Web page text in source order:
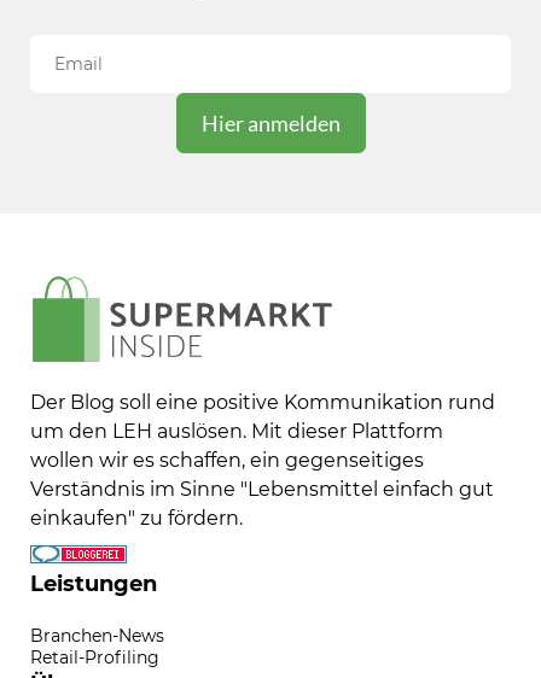
Der Blog soll eine positive Kommunikation rund
um den LEH auslösen. Mit dieser Plattform
wollen wir es schaffen, ein gegenseitiges
Verständnis im Sinne "Lebensmittel einfach gut
einkaufen" zu fördern.
Leistungen
Branchen-News
Retail-Profiling